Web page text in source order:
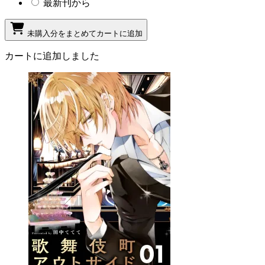
最新刊から
未購入分をまとめてカートに追加
カートに追加しました